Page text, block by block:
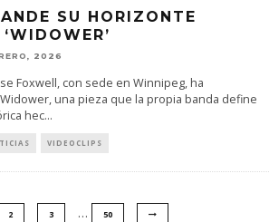
SU HORIZONTE
2026
Foxwell, con sede en Winnipeg, ha
una pieza que la propia banda define
hec...
VIDEOCLIPS
2 3 … 50